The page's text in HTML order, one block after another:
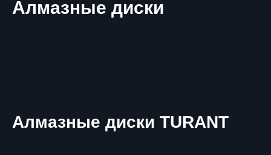
Алмазные диски
Алмазные диски TURANT